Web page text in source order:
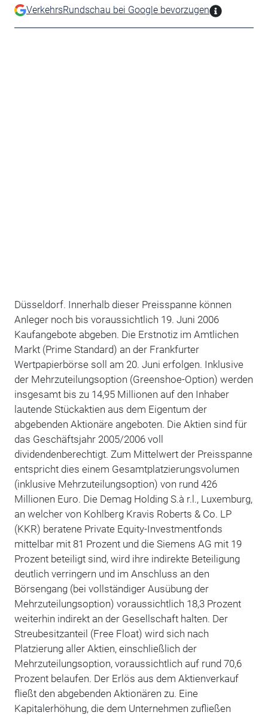
VerkehrsRundschau bei Google bevorzugen
Düsseldorf. Innerhalb dieser Preisspanne können
Anleger noch bis voraussichtlich 19. Juni 2006
Kaufangebote abgeben. Die Erstnotiz im Amtlichen
Markt (Prime Standard) an der Frankfurter
Wertpapierbörse soll am 20. Juni erfolgen. Inklusive
der Mehrzuteilungsoption (Greenshoe-Option) werden
insgesamt bis zu 14,95 Millionen auf den Inhaber
lautende Stückaktien aus dem Eigentum der
abgebenden Aktionäre angeboten. Die Aktien sind für
das Geschäftsjahr 2005/2006 voll
dividendenberechtigt. Zum Mittelwert der Preisspanne
entspricht dies einem Gesamtplatzierungsvolumen
(inklusive Mehrzuteilungsoption) von rund 426
Millionen Euro. Die Demag Holding S.à r.l., Luxemburg,
an welcher von Kohlberg Kravis Roberts & Co. LP
(KKR) beratene Private Equity-Investmentfonds
mittelbar mit 81 Prozent und die Siemens AG mit 19
Prozent beteiligt sind, wird ihre indirekte Beteiligung
deutlich verringern und im Anschluss an den
Börsengang (bei vollständiger Ausübung der
Mehrzuteilungsoption) voraussichtlich 18,3 Prozent
weiterhin indirekt an der Gesellschaft halten. Der
Streubesitzanteil (Free Float) wird sich nach
Platzierung aller Aktien, einschließlich der
Mehrzuteilungsoption, voraussichtlich auf rund 70,6
Prozent belaufen. Der Erlös aus dem Aktienverkauf
fließt den abgebenden Aktionären zu. Eine
Kapitalerhöhung, die dem Unternehmen zufließen